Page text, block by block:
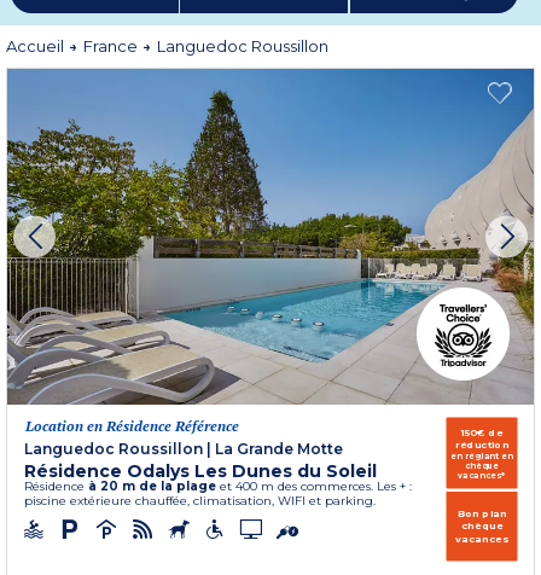
Aigues Mortes) et des Pyrénées (Argelès sur Mer-Port BarcarèsetSaint
Cyprien Plage).
Visitez les centre villes en location ou week-end (
faîtes une pause campagnarde àSallèles d'Aude. Partez à la découverte des
langues mystérieuses (catalan et occitan), de la cuisine si savoureuse (aïoli,
brandade, touron) et de l’histoire si singulière du Languedoc, gravée dans la
Plus d'informations
Accueil France Languedoc Roussillon
Location en Résidence Référence
Languedoc Roussillon
La Grande Motte
Résidence Odalys Les Dunes du Soleil
Résidence à 20 m de la plage et 400 m des commerces. Les + :
piscine extérieure chauffée, climatisation, WIFI et parking.
150€ de
réduction
en réglant en
chèque
vacances*
Bon plan
chèque
vacances